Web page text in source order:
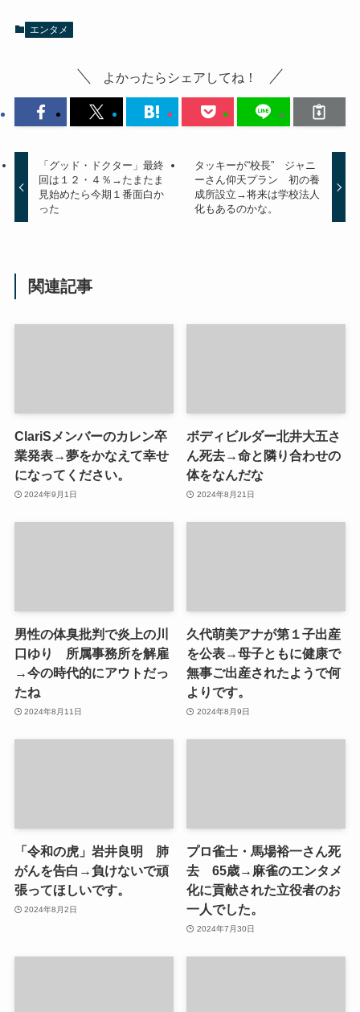
エンタメ
よかったらシェアしてね！
「グッド・ドクター」最終
回は１２・４％→たまたま
見始めたら今期１番面白か
った
タッキーが“校長” ジャニ
ーさん仰天プラン 初の養
成所設立→将来は学校法人
化もあるのかな。
関連記事
ClariSメンバーのカレン卒
業発表→夢をかなえて幸せ
になってください。
2024年9月1日
ボディビルダー北井大五さ
ん死去→命と隣り合わせの
体をなんだな
2024年8月21日
男性の体臭批判で炎上の川
口ゆり 所属事務所を解雇
→今の時代的にアウトだっ
たね
2024年8月11日
久代萌美アナが第１子出産
を公表→母子ともに健康で
無事ご出産されたようで何
よりです。
2024年8月9日
「令和の虎」岩井良明 肺
がんを告白→負けないで頑
張ってほしいです。
2024年8月2日
プロ雀士・馬場裕一さん死
去 65歳→麻雀のエンタメ
化に貢献された立役者のお
一人でした。
2024年7月30日